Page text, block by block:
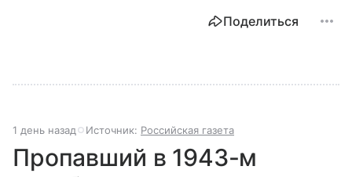
Поделиться
1 день назад Источник: Российская газета
Пропавший в 1943-м